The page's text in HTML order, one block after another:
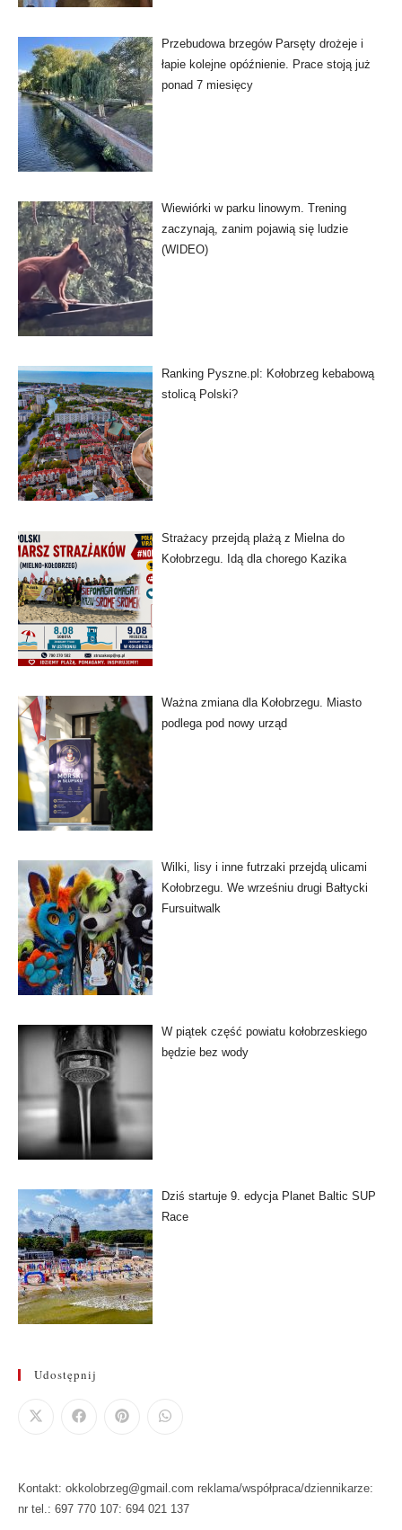
Przebudowa brzegów Parsęty drożeje i
łapie kolejne opóźnienie. Prace stoją już
ponad 7 miesięcy
Wiewiórki w parku linowym. Trening
zaczynają, zanim pojawią się ludzie
(WIDEO)
Ranking Pyszne.pl: Kołobrzeg kebabową
stolicą Polski?
Strażacy przejdą plażą z Mielna do
Kołobrzegu. Idą dla chorego Kazika
Ważna zmiana dla Kołobrzegu. Miasto
podlega pod nowy urząd
Wilki, lisy i inne futrzaki przejdą ulicami
Kołobrzegu. We wrześniu drugi Bałtycki
Fursuitwalk
W piątek część powiatu kołobrzeskiego
będzie bez wody
Dziś startuje 9. edycja Planet Baltic SUP
Race
Udostępnij
Kontakt: okkolobrzeg@gmail.com reklama/współpraca/dziennikarze:
nr tel.: 697 770 107: 694 021 137